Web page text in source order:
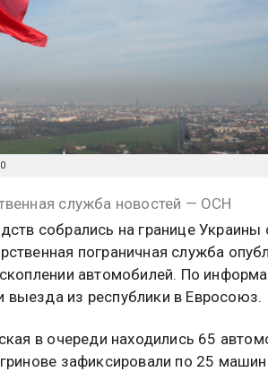
служба новостей — ОСН
собрались на границе Украины
пограничная служба
автомобилей. По
из республики в Евросоюз.
в очереди находились 65
зафиксировали по 25